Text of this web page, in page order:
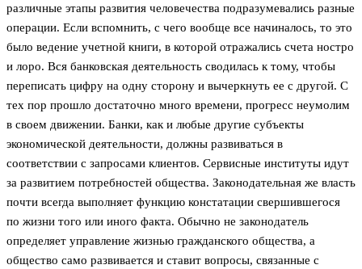
различные этапы развития человечества подразумевались разные
операции. Если вспомнить, с чего вообще все начиналось, то это
было ведение учетной книги, в которой отражались счета ностро
и лоро. Вся банковская деятельность сводилась к тому, чтобы
переписать цифру на одну сторону и вычеркнуть ее с другой. С
тех пор прошло достаточно много времени, прогресс неумолим
в своем движении. Банки, как и любые другие субъекты
экономической деятельности, должны развиваться в
соответствии с запросами клиентов. Сервисные институты идут
за развитием потребностей общества. Законодательная же власть
почти всегда выполняет функцию констатации свершившегося
по жизни того или иного факта. Обычно не законодатель
определяет управление жизнью гражданского общества, а
общество само развивается и ставит вопросы, связанные с